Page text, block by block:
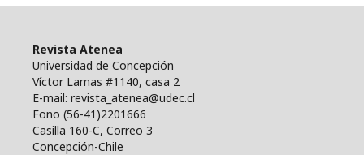
Revista Atenea
Universidad de Concepción
Víctor Lamas #1140, casa 2
E-mail: revista_atenea@udec.cl
Fono (56-41)2201666
Casilla 160-C, Correo 3
Concepción-Chile